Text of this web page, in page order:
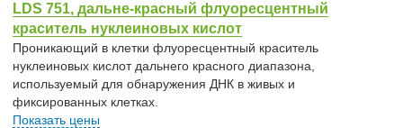
LDS 751, дальне-красный флуоресцентный
краситель нуклеиновых кислот
Проникающий в клетки флуоресцентный краситель
нуклеиновых кислот дальнего красного диапазона,
используемый для обнаружения ДНК в живых и
фиксированных клетках.
Показать цены